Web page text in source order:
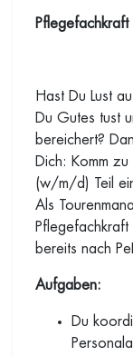
Pflegefachkraft
Hast Du Lust
Du Gutes tust
bereichert?
Dich: Komm
(w/m/d) Teil
Als
bereits nach
Aufgaben:
Du